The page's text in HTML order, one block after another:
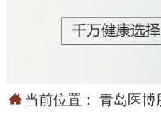
当前位置： 青岛医博